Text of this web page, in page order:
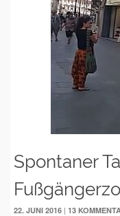
Spontaner
22. JUNI 2016 | 13